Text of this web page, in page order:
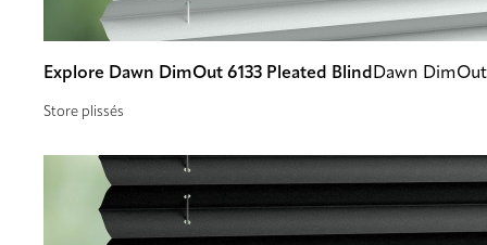
Explore Dawn DimOut 6133 Pleated Blind Dawn DimOut
Store plissés